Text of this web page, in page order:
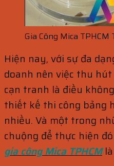
Gia Công Mica TPHCM
Hiện nay, với sự đa
doanh nên việc thu
cạn tranh là điều
thiết kế thi công bảng
nhiều. Và một trong
chuộng để thực hiện
gia công Mica TPHCMlà